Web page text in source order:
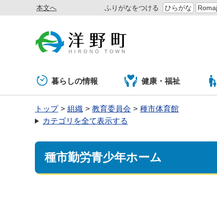
本文へ ふりがなをつける ひらがな
暮らしの情報 健康・福祉
トップ 組織 教育委員会
種市体育館
カテゴリを全て表示する
種市勤労青少年ホーム